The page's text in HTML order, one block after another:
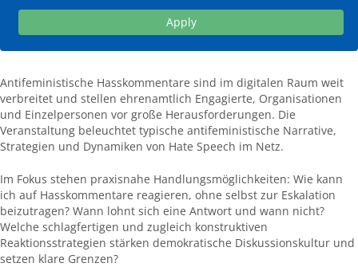
Apply
Antifeministische Hasskommentare sind im digitalen Raum weit
verbreitet und stellen ehrenamtlich Engagierte, Organisationen
und Einzelpersonen vor große Herausforderungen. Die
Veranstaltung beleuchtet typische antifeministische Narrative,
Strategien und Dynamiken von Hate Speech im Netz.
Im Fokus stehen praxisnahe Handlungsmöglichkeiten: Wie kann
ich auf Hasskommentare reagieren, ohne selbst zur Eskalation
beizutragen? Wann lohnt sich eine Antwort und wann nicht?
Welche schlagfertigen und zugleich konstruktiven
Reaktionsstrategien stärken demokratische Diskussionskultur und
setzen klare Grenzen?